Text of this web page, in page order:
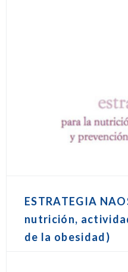
ESTRATEGIA
nutrición,
de la obesidad)